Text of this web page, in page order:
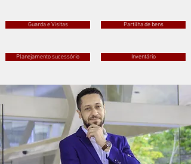
Guarda e Visitas
Planejamento sucessório
Partilha de bens
Inventário